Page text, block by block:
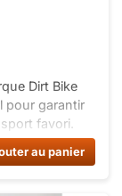
Dirt Bike
pour garantir
favori.
véhicule
vos freins.
au panier